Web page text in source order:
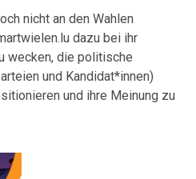
nicht an den Wahlen
dazu bei ihr
wecken, die politische
und Kandidat*innen)
und ihre Meinung zu